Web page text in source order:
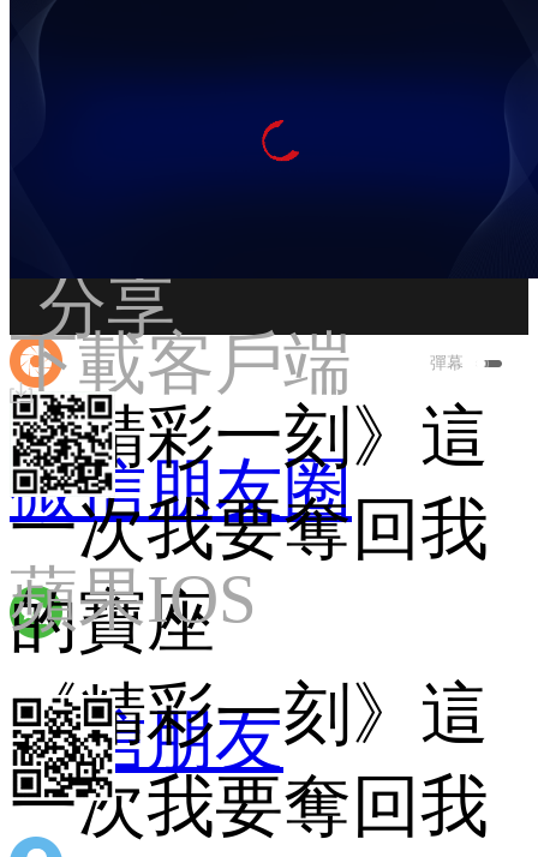
分享
微信朋友圈
微信朋友
下載客戶端
蘋果IOS
彈幕
《精彩一刻》這
一次我要奪回我
的寶座
《精彩一刻》這
一次我要奪回我